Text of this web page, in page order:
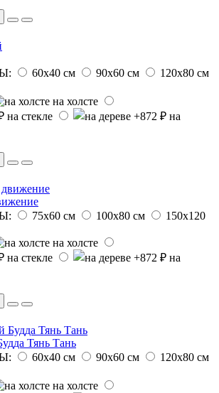
60х40 см 90х60 см
120х80 см
на холсте
на стекле
на
75х60 см 100х80 см
150х120
на холсте
на стекле
на
Тянь Тань
60х40 см 90х60 см
120х80 см
на холсте